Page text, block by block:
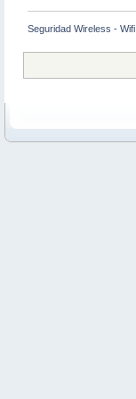
Seguridad Wireless - Wifi